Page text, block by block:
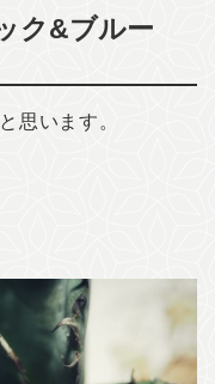
ク&ブルー
思います。